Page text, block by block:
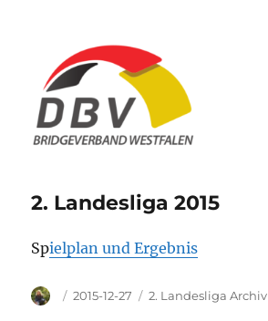
2. Landesliga 2015
Spielplan und Ergebnis
Autor
Veröffentlicht
2015-12-27 Kategorien
2. Landesliga Archiv